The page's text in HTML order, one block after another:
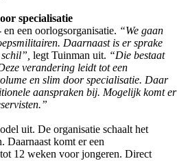
specialisatie
een oorlogsorganisatie. “We gaan
Daarnaast is er sprake
legt Tuinman uit. “Die bestaat
verandering leidt tot een
en slim door specialisatie. Daar
aanspraken bij. Mogelijk komt er
uit. De organisatie schaalt het
Daarnaast komt er een
12 weken voor jongeren. Direct